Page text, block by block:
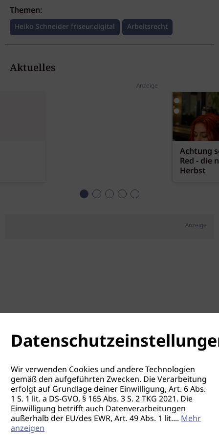
Themen:
Heiko Schneider friseur.digital Arbeitsrecht
Aktuelles
Anzeige
Achtung
Red - die
Herbst
Anzeige
Wir verwenden Cookies und andere Technologien
gemäß den aufgeführten Zwecken. Die Verarbeitung
erfolgt auf Grundlage deiner Einwilligung, Art. 6 Abs.
1 S. 1 lit. a DS-GVO, § 165 Abs. 3 S. 2 TKG 2021. Die
Einwilligung betrifft auch Datenverarbeitungen
außerhalb der EU/des EWR, Art. 49 Abs. 1 lit....Mehr
anzeigen